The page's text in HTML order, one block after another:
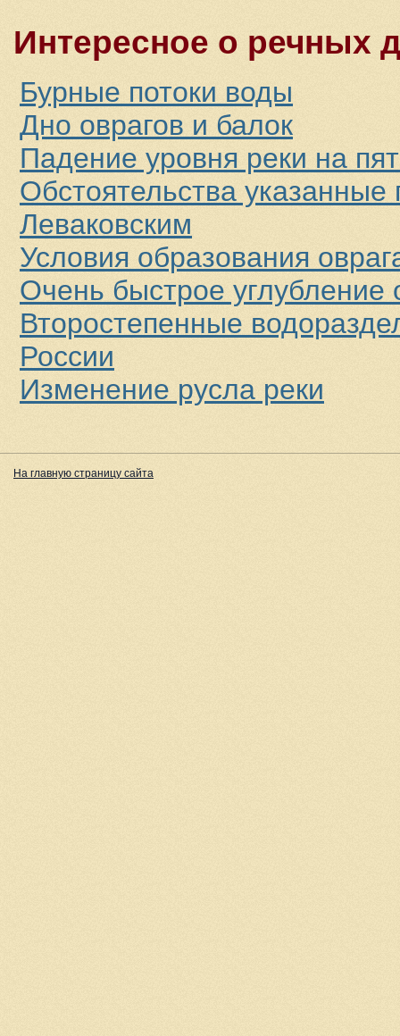
Интересное о речных
Бурные потоки воды
Дно оврагов и балок
Падение уровня реки на
Обстоятельства
Леваковским
Условия образования
Очень быстрое углубление
Второстепенные
России
Изменение русла реки
На главную страницу сайта